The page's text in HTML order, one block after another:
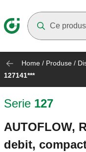
Home / Produse /
127141***
Serie 127
AUTOFLOW,
debit,